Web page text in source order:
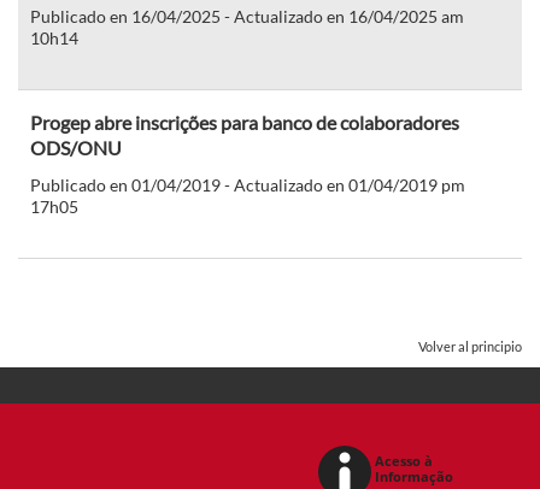
Publicado en 16/04/2025 - Actualizado en 16/04/2025 am
10h14
Progep abre inscrições para banco de colaboradores
ODS/ONU
Publicado en 01/04/2019 - Actualizado en 01/04/2019 pm
17h05
Volver al principio